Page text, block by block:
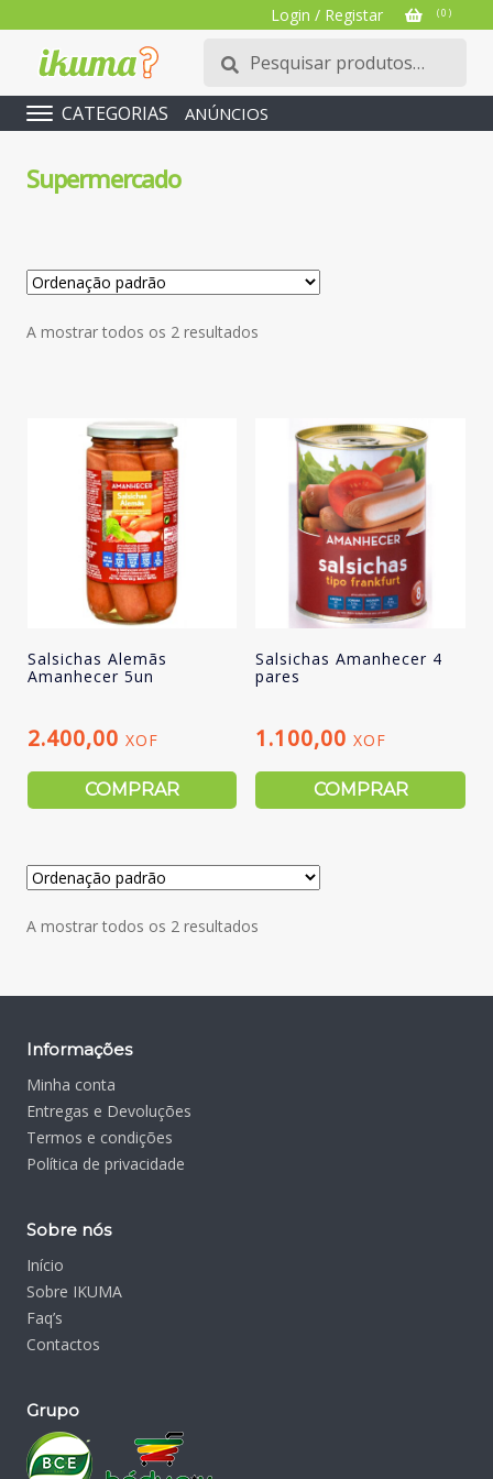
Login / Registar ( 0 )
Pesquisar
por:
Pesquisa
CATEGORIAS ANÚNCIOS
A mostrar todos os 2 resultados
Salsichas Alemãs
Amanhecer 5un
2.400,00 XOF
COMPRAR
Salsichas Amanhecer 4
pares
1.100,00XOF
COMPRAR
A mostrar todos os 2 resultados
Supermercado
Informações
Minha conta
Entregas e Devoluções
Termos e condições
Política de privacidade
Sobre nós
Início
Sobre IKUMA
Faq’s
Contactos
Grupo